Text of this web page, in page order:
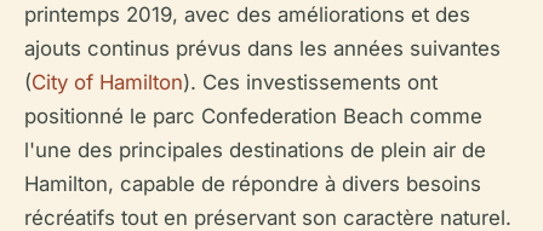
printemps 2019, avec des améliorations et des
ajouts continus prévus dans les années suivantes
(City of Hamilton). Ces investissements ont
positionné le parc Confederation Beach comme
l'une des principales destinations de plein air de
Hamilton, capable de répondre à divers besoins
récréatifs tout en préservant son caractère naturel.